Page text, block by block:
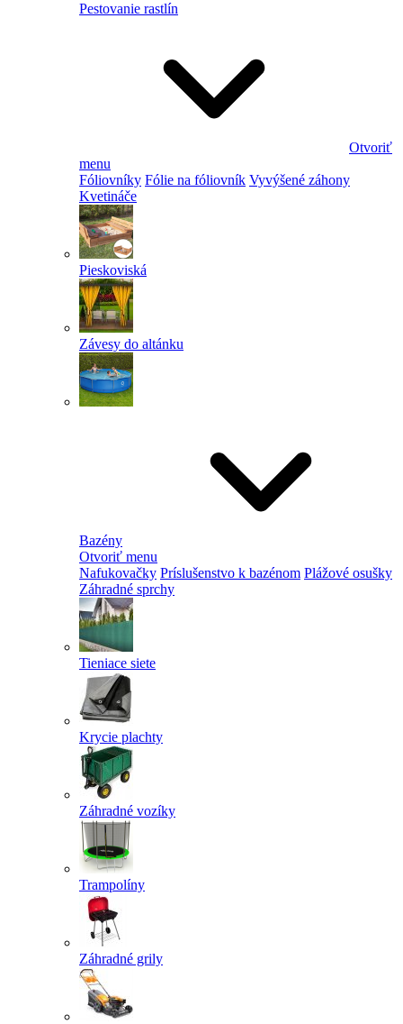
Pestovanie rastlín
Otvoriť
menu
Fóliovníky Fólie na fóliovník Vyvýšené záhony
Kvetináče
Pieskoviská
Závesy do altánku
Bazény
Otvoriť menu
Nafukovačky Príslušenstvo k bazénom Plážové osušky
Záhradné sprchy
Tieniace siete
Krycie plachty
Záhradné vozíky
Trampolíny
Záhradné grily